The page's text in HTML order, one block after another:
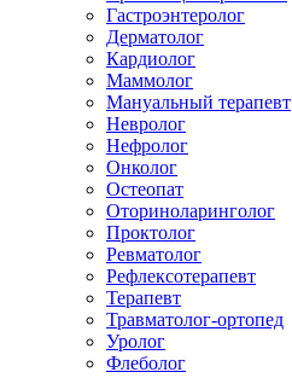
Гастроэнтеролог
Дерматолог
Кардиолог
Маммолог
Мануальный терапевт
Невролог
Нефролог
Онколог
Остеопат
Оториноларинголог
Проктолог
Ревматолог
Рефлексотерапевт
Терапевт
Травматолог-ортопед
Уролог
Флеболог